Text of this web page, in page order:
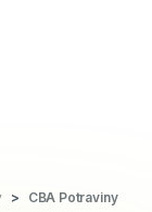
CBA Potraviny